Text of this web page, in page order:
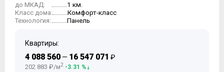
до МКАД: 1 км.
Класс дома: Комфорт-класс
Технология: Панель
Квартиры:
4 088 560 — 16 547 071 ₽
202 883 ₽/м2 -3.31 %